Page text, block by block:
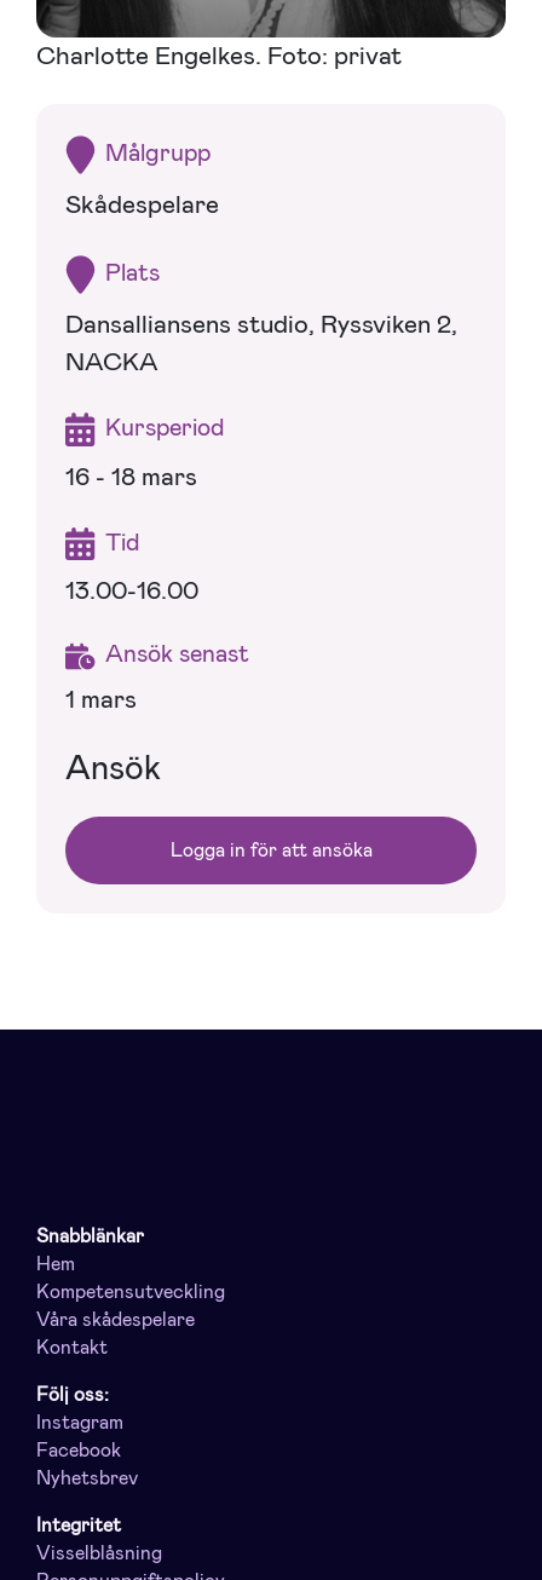
Charlotte Engelkes. Foto: privat
Målgrupp
Skådespelare
Plats
Dansalliansens studio, Ryssviken 2,
NACKA
Kursperiod
16 - 18 mars
Tid
13.00-16.00
Ansök senast
1 mars
Ansök
Logga in för att ansöka
Snabblänkar
Hem
Kompetensutveckling
Våra skådespelare
Kontakt
Följ oss:
Instagram
Facebook
Nyhetsbrev
Integritet
Visselblåsning